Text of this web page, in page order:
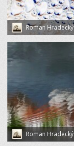
Roman Hradecký
Roman Hradecký